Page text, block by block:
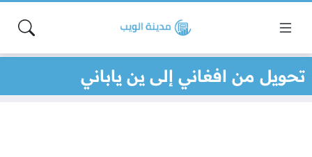
تحويل من افغاني إلى ين ياباني